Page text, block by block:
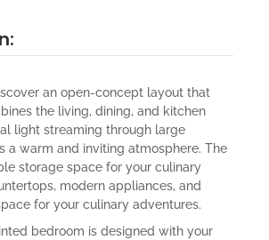
an open-concept layout that
the living, dining, and kitchen
light streaming through large
a warm and inviting atmosphere. The
storage space for your culinary
modern appliances, and
for your culinary adventures.
bedroom is designed with your